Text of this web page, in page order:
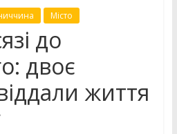
Місто
до
двоє
життя